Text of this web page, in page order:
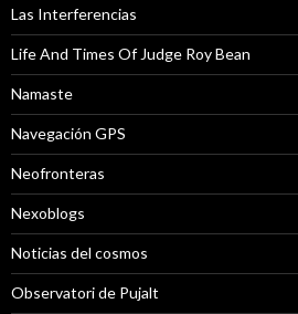
Las Interferencias
Life And Times Of Judge Roy Bean
Namaste
Navegación GPS
Neofronteras
Nexoblogs
Noticias del cosmos
Observatori de Pujalt